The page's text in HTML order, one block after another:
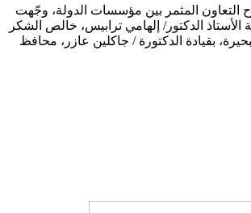
المثمر بين مؤسسات الدولة، وجّهت
الأستاذ الدكتور/ إلهامي ترابيس، خالص الشكر
بقيادة الدكتورة / جاكلين عازر، محافظ